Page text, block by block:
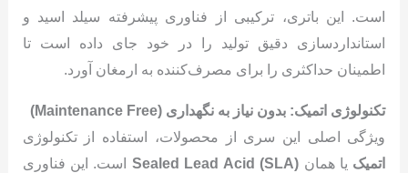
است. این باتری، ترکیبی از فناوری پیشرفته سیلد اسید و
استانداردسازی دقیق تولید را در خود جای داده است تا
اطمینان حداکثری را برای مصرف‌کننده به ارمغان آورد.
تکنولوژی اتمیک: بدون نیاز به نگهداری (Maintenance Free)
ویژگی اصلی این سری از محصولات، استفاده از تکنولوژی
اتمیک یا همان Sealed Lead Acid (SLA) است. این فناوری